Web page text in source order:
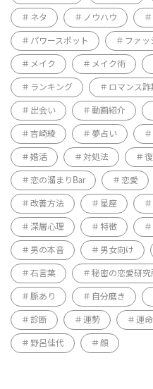
ネタ ノウハウ
パワースポット ファッ
メイク メイク術
ランキング ロマンス詐
出会い 動画紹介
吉崎綾 夢占い
婚活 対処法
恋の溜まりBar 恋愛
改善方法 星座
深層心理 特徴
男の本音 男女向け
石言葉 秘密の恋愛研究
脈あり 自分磨き
診断 運勢 運
野呂佳代 顔